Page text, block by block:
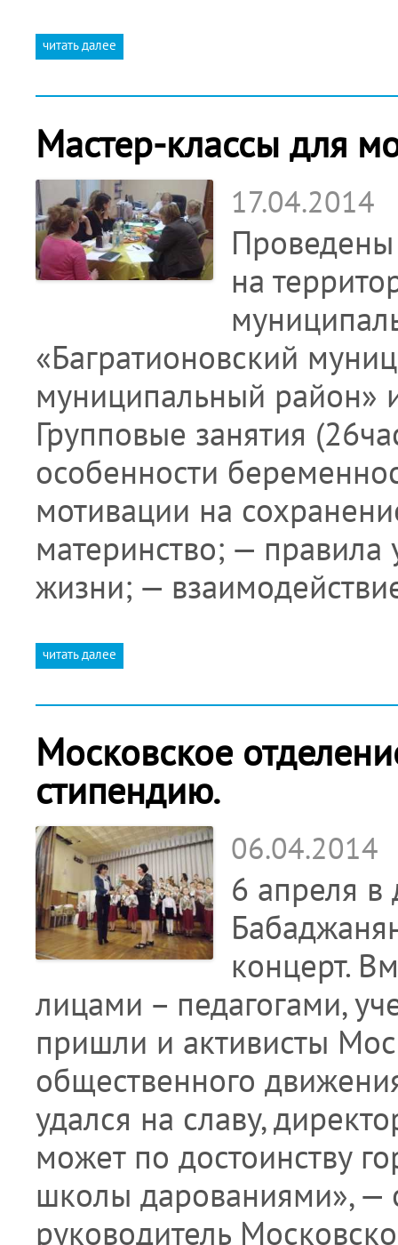
читать далее
Мастер-классы для
17.04.2014
на
«Багратионовский
муниципальный район»
Групповые занятия
особенности
мотивации на
материнство; —
жизни; —
читать далее
Московское
стипендию.
06.04.2014
6 апреля в
концерт.
лицами – педагогами,
пришли и активисты
общественного
удался на славу,
может по достоинству
школы дарованиями», —
руководитель